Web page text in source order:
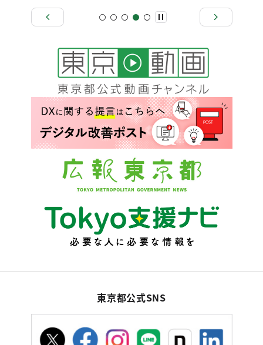
東京都公式SNS